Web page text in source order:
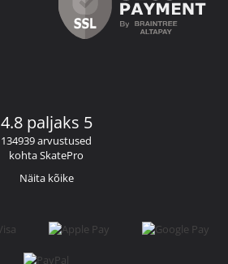
4.8 paljaks 5
134939 arvustused
kohta SkatePro
Näita kõike